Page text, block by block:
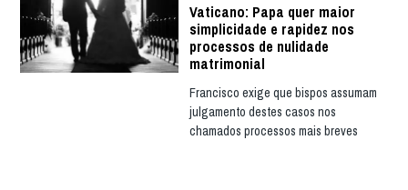
Vaticano: Papa quer maior
simplicidade e rapidez nos
processos de nulidade
matrimonial
Francisco exige que bispos assumam
julgamento destes casos nos
chamados processos mais breves